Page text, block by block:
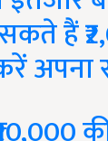
हैं
अपना